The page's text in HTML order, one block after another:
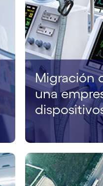
Migración
una